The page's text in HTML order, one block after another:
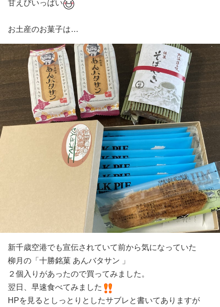
甘えびいっぱい
お土産のお菓子は…
新千歳空港でも宣伝されていて前から気になっていた
柳月の「十勝銘菓 あんバタサン 」
２個入りがあったので買ってみました。
翌日、早速食べてみました
HPを見るとしっとりとしたサブレと書いてありますが